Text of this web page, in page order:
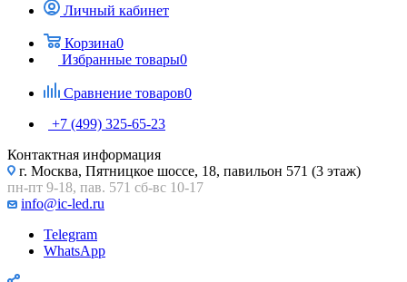
Личный кабинет
Корзина0
Избранные товары0
Сравнение товаров0
+7 (499) 325-65-23
Контактная информация
г. Москва, Пятницкое шоссе, 18, павильон 571 (3 этаж)
пн-пт 9-18, пав. 571 сб-вс 10-17
info@ic-led.ru
Telegram
WhatsApp